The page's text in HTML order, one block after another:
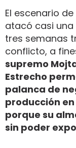
El escenario
atacó casi una
tres semanas
conflicto, a
supremo
Estrecho
palanca de
producción
porque su
sin poder